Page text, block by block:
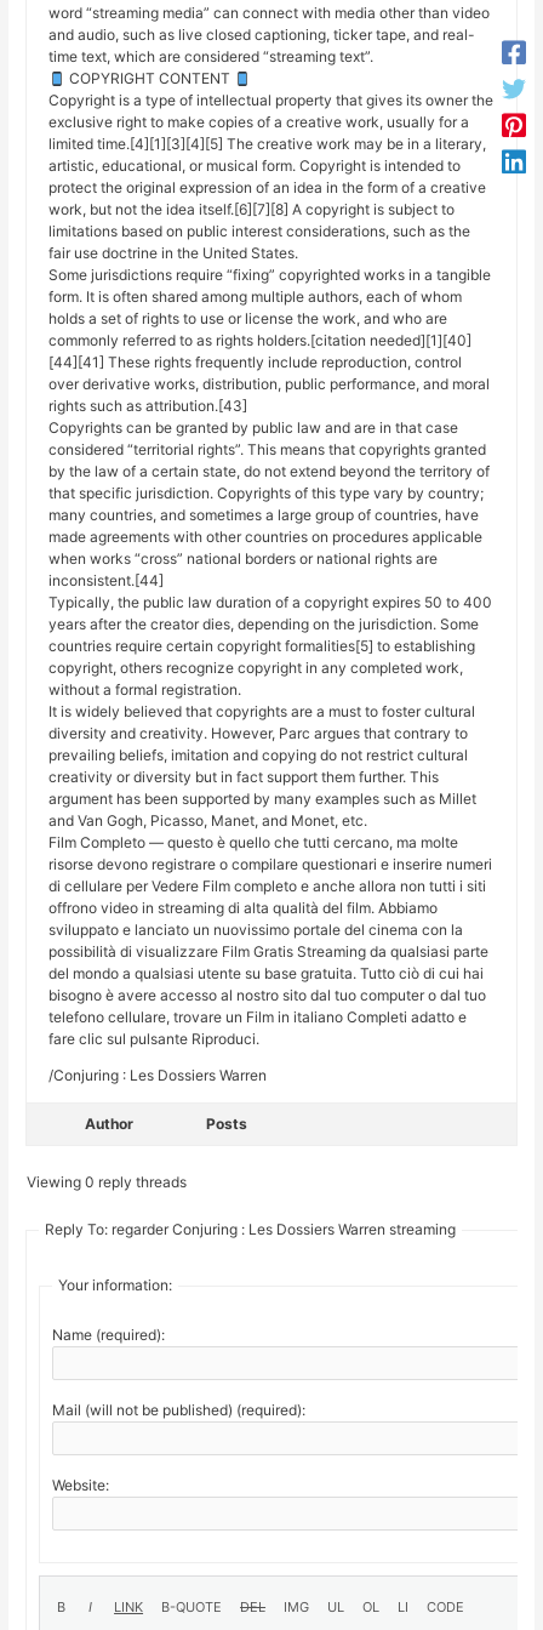
word “streaming media” can connect with media other than video
and audio, such as live closed captioning, ticker tape, and real-
time text, which are considered “streaming text”.
COPYRIGHT CONTENT
Copyright is a type of intellectual property that gives its owner the
exclusive right to make copies of a creative work, usually for a
limited time.[4][1][3][4][5] The creative work may be in a literary,
artistic, educational, or musical form. Copyright is intended to
protect the original expression of an idea in the form of a creative
work, but not the idea itself.[6][7][8] A copyright is subject to
limitations based on public interest considerations, such as the
fair use doctrine in the United States.
Some jurisdictions require “fixing” copyrighted works in a tangible
form. It is often shared among multiple authors, each of whom
holds a set of rights to use or license the work, and who are
commonly referred to as rights holders.[citation needed][1][40]
[44][41] These rights frequently include reproduction, control
over derivative works, distribution, public performance, and moral
rights such as attribution.[43]
Copyrights can be granted by public law and are in that case
considered “territorial rights”. This means that copyrights granted
by the law of a certain state, do not extend beyond the territory of
that specific jurisdiction. Copyrights of this type vary by country;
many countries, and sometimes a large group of countries, have
made agreements with other countries on procedures applicable
when works “cross” national borders or national rights are
inconsistent.[44]
Typically, the public law duration of a copyright expires 50 to 400
years after the creator dies, depending on the jurisdiction. Some
countries require certain copyright formalities[5] to establishing
copyright, others recognize copyright in any completed work,
without a formal registration.
It is widely believed that copyrights are a must to foster cultural
diversity and creativity. However, Parc argues that contrary to
prevailing beliefs, imitation and copying do not restrict cultural
creativity or diversity but in fact support them further. This
argument has been supported by many examples such as Millet
and Van Gogh, Picasso, Manet, and Monet, etc.
Film Completo — questo è quello che tutti cercano, ma molte
risorse devono registrare o compilare questionari e inserire numeri
di cellulare per Vedere Film completo e anche allora non tutti i siti
offrono video in streaming di alta qualità del film. Abbiamo
sviluppato e lanciato un nuovissimo portale del cinema con la
possibilità di visualizzare Film Gratis Streaming da qualsiasi parte
del mondo a qualsiasi utente su base gratuita. Tutto ciò di cui hai
bisogno è avere accesso al nostro sito dal tuo computer o dal tuo
telefono cellulare, trovare un Film in italiano Completi adatto e
fare clic sul pulsante Riproduci.
/Conjuring : Les Dossiers Warren
Author Posts
Viewing 0 reply threads
Reply To: regarder Conjuring : Les Dossiers Warren streaming
Your information:
Name (required):
Mail (will not be published) (required):
Website: